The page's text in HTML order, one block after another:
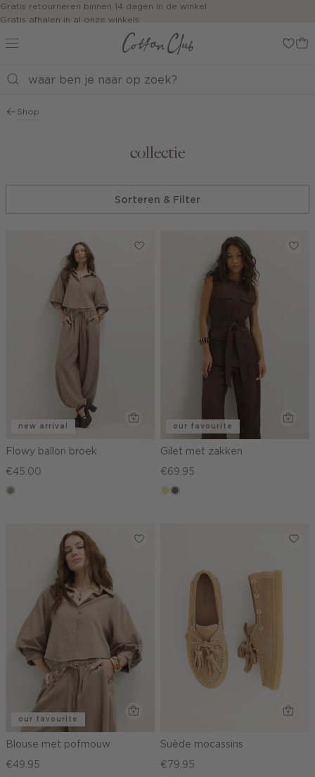
Navigeer
direct naar
hoofdinhoud
zoekbalk
direct
Gratis retourneren binnen 14 dagen in de winkel
Gratis afhalen in al onze winkels
Jouw bestelling wordt binnen 1 tot 5 dagen bezorgd
Betaal zoals jij wilt: o.a. iDEAL | Wero, Riverty, Apple pay & creditcard
Shop
collectie
Sorteren & Filter
new arrival
Flowy ballon broek
€45.00
taupe,
our favourite
Gilet met zakken
€69.95
khakimiddenbruin
our favourite
Blouse met pofmouw
€49.95
Suède mocassins
€79.95